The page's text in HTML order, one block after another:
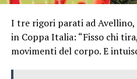
I tre rigori parati ad Avellino,
in Coppa Italia: “Fisso chi
movimenti del corpo. E